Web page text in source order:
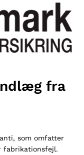
fra
som omfatter
fabrikationsfejl.